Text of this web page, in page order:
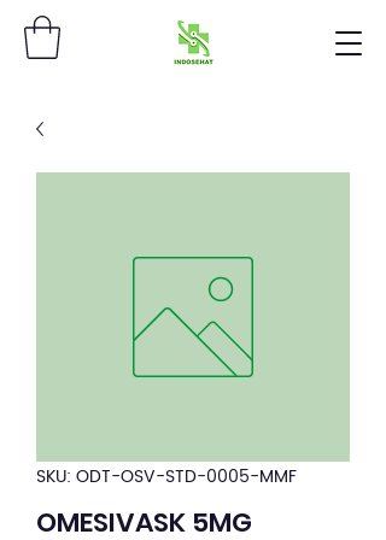
SKU: ODT-OSV-STD-0005-MMF
OMESIVASK 5MG